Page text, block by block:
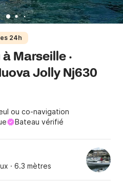
24h
Marseille ·
Jolly Nj630
ou co-navigation
Bateau vérifié
· 6.3 mètres